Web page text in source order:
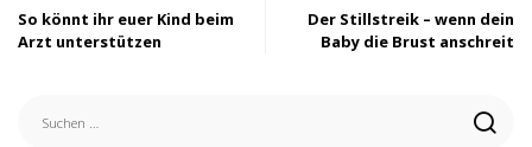
So könnt ihr euer Kind beim
Arzt unterstützen
Der Stillstreik – wenn dein
Baby die Brust anschreit